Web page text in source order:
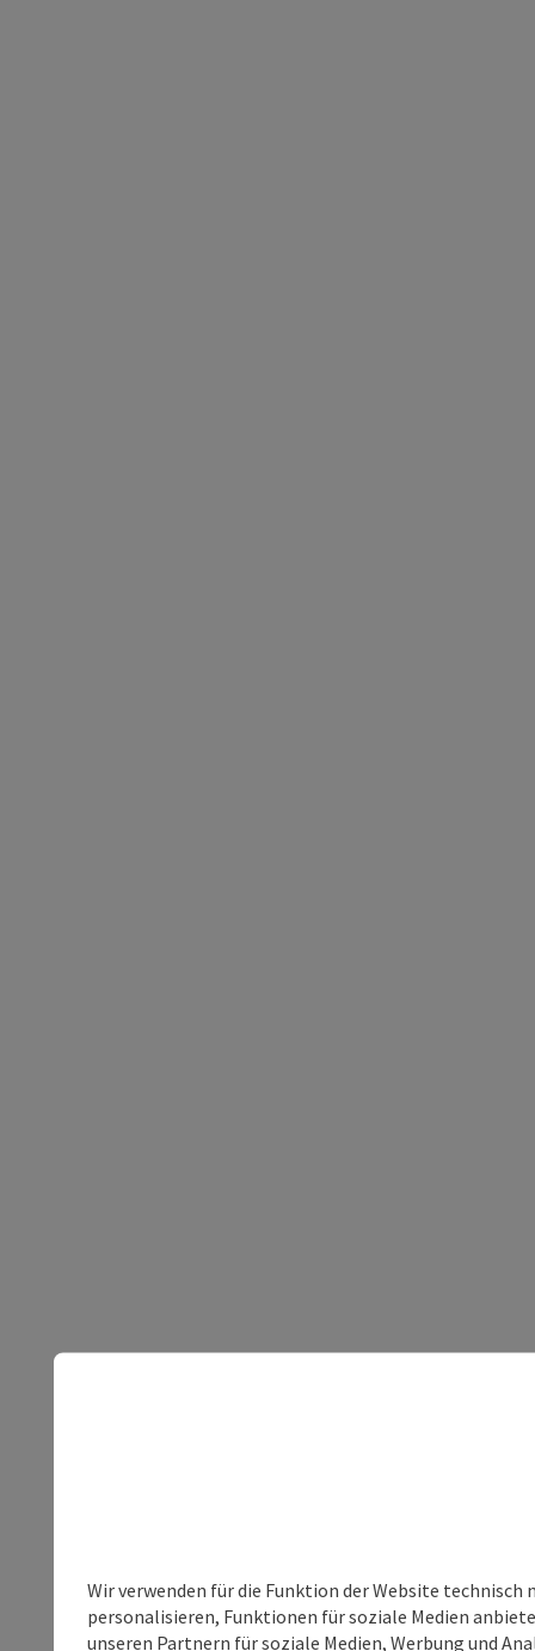
Wir verwenden für die Funktion der Website
personalisieren, Funktionen für soziale Medien
unseren Partnern für soziale Medien, Werbung und